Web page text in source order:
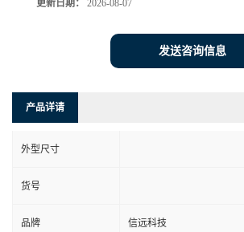
更新日期： 2026-08-07
发送咨询信息
产品详请
外型尺寸
货号
品牌 信远科技